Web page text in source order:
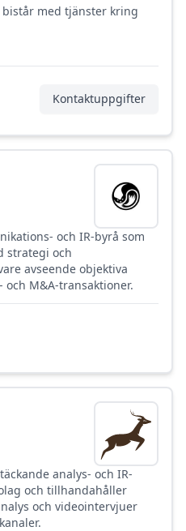
med tjänster kring
Kontaktuppgifter
och IR-byrå som
strategi och
avseende objektiva
och M&A-transaktioner.
analys- och IR-
och tillhandahåller
och videointervjuer